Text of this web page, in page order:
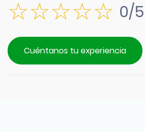
0/5
Cuéntanos tu experiencia